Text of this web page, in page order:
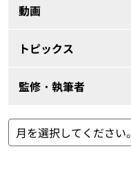
動画
トピックス
監修・執筆者